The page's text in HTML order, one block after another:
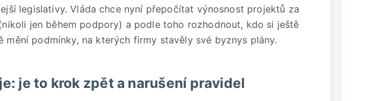
legislativy. Vláda chce nyní přepočítat výnosnost projektů za
jen během podpory) a podle toho rozhodnout, kdo si ještě
mění podmínky, na kterých firmy stavěly své byznys plány.
je to krok zpět a narušení pravidel